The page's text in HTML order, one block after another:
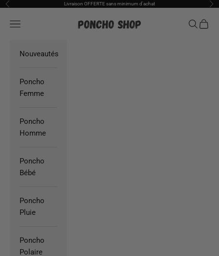
Passer au contenu
Précédent Livraison OFFERTE sans minimum d'achat
Poncho Shop
Ouvrir la navigation Ouvrir la
Voir
Nouveautés
Poncho
Femme
Poncho
Homme
Poncho
Bébé
Poncho
Pluie
Poncho
Polaire